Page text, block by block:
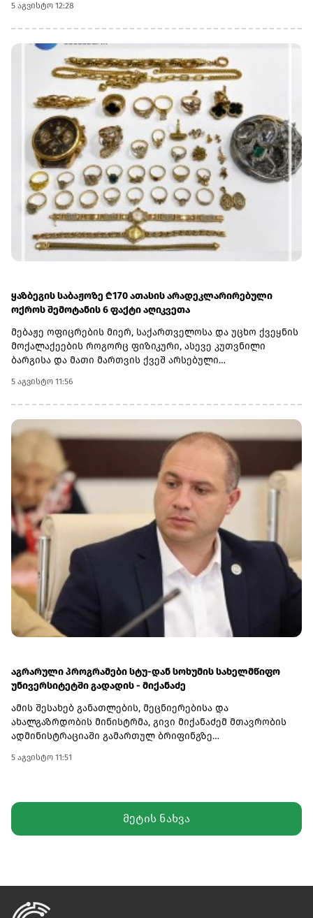
განაცხადი, გახდნენ საქართველოს ბანკის სტიპენდიატები
და ისწავლონ სასურველ უნივერსიტეტში სრული
დაფინანსებით.დიდ ბრიტანეთში სწავლის მსურველებმა, 6
ოქტომბრამდე უნდა შეავსონ განაცხადი
ბმულზე.აღსანიშნავია ისიც, რომ საქართველოს ბანკის
სტიპენდია ფარავს როგორც ერთწლიან სამაგისტრო
საფეხურზე სწავლის, ასევე მასთან დაკავშირებულ ყველა
აუცილებელ ხარჯს.პროგრამის ფარგლებში უკვე
გამოვლინდა საქართველოს ბანკის 30-ზე მეტი
სტიპენდიატი და მათი რაოდენობა კი ყოველწლიურად
იზრდება.შეგახსენებთ, რომ საქართველოს ბანკი უკვე 10
წელზე მეტია CHEVENING-ის სასტიპენდიო პროგრამის
პარტნიორია.საქართველოს ბანკის მიერ
განხორციელებული საგანმანათლებლო პროგრამების
შესახებ დეტალური ინფორმაციის მისაღებად ეწვიეთ
ვებგვერდს.(R)
5 აგვისტო 12:28
ყაზბეგის საბაჟოზე ₾170 ათასის არადეკლარირებული
ოქროს შემოტანის 6 ფაქტი აღიკვეთა
მებაჟე ოფიცრების მიერ, საქართველოსა და უცხო ქვეყნის
მოქალაქეების როგორც ფიზიკური, ასევე კუთვნილი
ბარგისა და მათი მართვის ქვეშ არსებული
დათვალიერების შედეგად ჯამში -782 გრამი ოქროს
ნაკეთობები აღმოაჩინეს.არადეკლარირებული საქონლის
საერთო საბაჟო ღირებულებამ ჯამში 169 776 ლარი
შეადგინა.6 კანონდამრღვევი მოქალაქის მიმართ, საქმის
მასალები შემდგომი რეაგირების მიზნით, საქართველოს
ფინანსთა სამინისტროს საგამოძიებო სამსახურს
გადაეგზავნა.
5 აგვისტო 11:56
აგრარული პროგრამები სტუ-დან სოხუმის სახელმწიფო
უნივერსიტეტში გადადის - მიქანაძე
ამის შესახებ განათლების, მეცნიერებისა და
ახალგაზრდობის მინისტრმა, გივი მიქანაძემ მთავრობის
ადმინისტრაციაში გამართულ ბრიფინგზე
უნივერსიტეტის აგრარულმა პროგრამებმა განათლების
სტუდენტებს, რომლებიც ამჟამად სწავლობენ სტუ-ის
აგრარულ მიმართულებებზე, ისინი სწავლას იმავე
უნივერსიტეტში დაასრულებენ.ამასთან, მიქანაძის თქმით,
სახელმწიფო უნივერსიტეტმა, რომლებიც ტურიზმის
5 აგვისტო 11:51
მეტის ნახვა